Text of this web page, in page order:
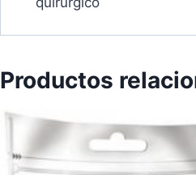
Productos